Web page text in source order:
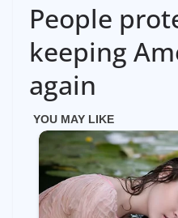
People
keeping
again